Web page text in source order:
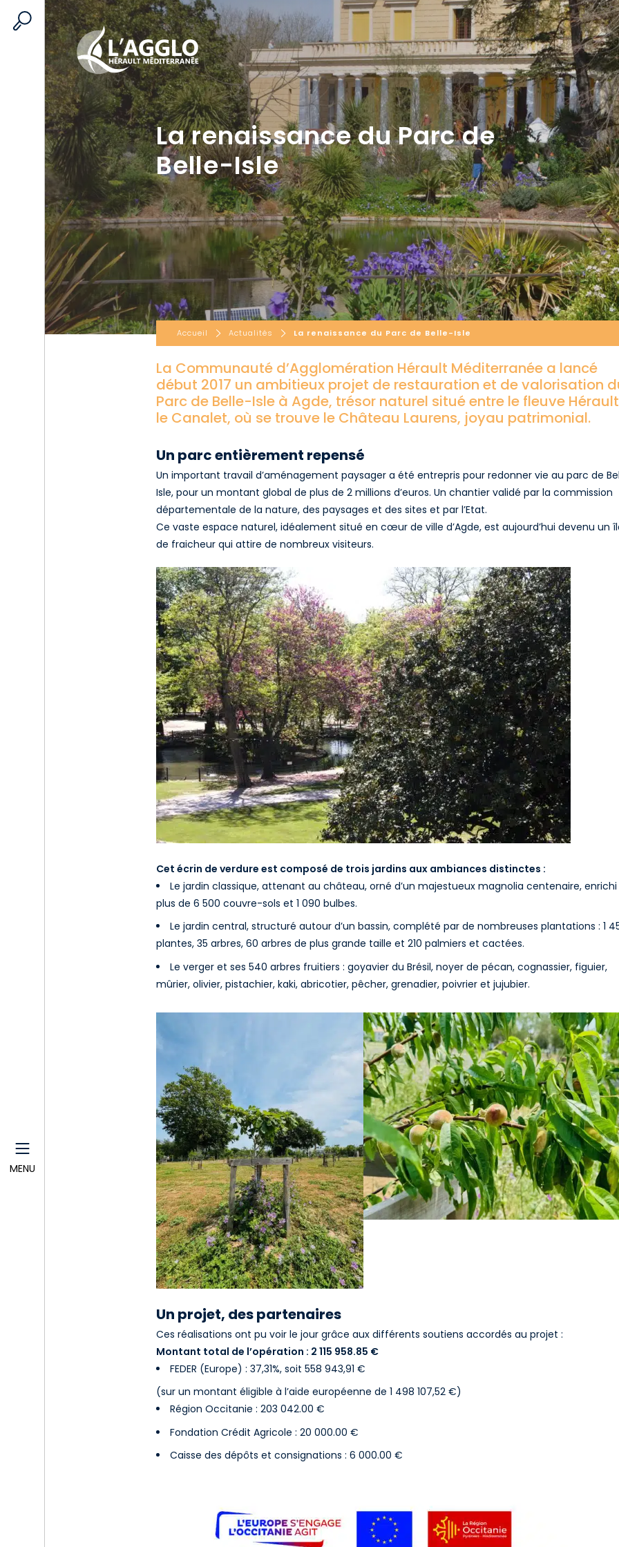
Search
MENU
La renaissance du Parc de
Belle-Isle
Accueil Actualités La renaissance du Parc de Belle-Isle
La Communauté d’Agglomération Hérault Méditerranée a lancé
début 2017 un ambitieux projet de restauration et de valorisation
Parc de Belle-Isle à Agde, trésor naturel situé entre le fleuve
le Canalet, où se trouve le Château Laurens, joyau patrimonial.
Un parc entièrement repensé
Un important travail d’aménagement paysager a été entrepris pour redonner vie au parc de
Isle, pour un montant global de plus de 2 millions d’euros. Un chantier validé par la commission
départementale de la nature, des paysages et des sites et par l’Etat.
Ce vaste espace naturel, idéalement situé en cœur de ville d’Agde, est aujourd’hui devenu un
de fraicheur qui attire de nombreux visiteurs.
Cet écrin de verdure est composé de trois jardins aux ambiances distinctes :
Le jardin classique, attenant au château, orné d’un majestueux magnolia centenaire, enrichi
plus de 6 500 couvre-sols et 1 090 bulbes.
Le jardin central, structuré autour d’un bassin, complété par de nombreuses plantations : 1
plantes, 35 arbres, 60 arbres de plus grande taille et 210 palmiers et cactées.
Le verger et ses 540 arbres fruitiers : goyavier du Brésil, noyer de pécan, cognassier, figuier,
mûrier, olivier, pistachier, kaki, abricotier, pêcher, grenadier, poivrier et jujubier.
Un projet, des partenaires
Ces réalisations ont pu voir le jour grâce aux différents soutiens accordés au projet :
Montant total de l’opération : 2 115 958.85 €
FEDER (Europe) : 37,31%, soit 558 943,91 €
(sur un montant éligible à l’aide européenne de 1 498 107,52 €)
Région Occitanie : 203 042.00 €
Fondation Crédit Agricole : 20 000.00 €
Caisse des dépôts et consignations : 6 000.00 €